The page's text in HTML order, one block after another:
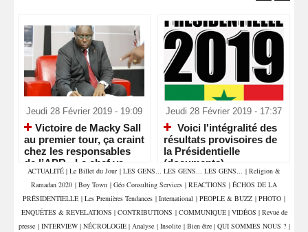
Jeudi 28 Février 2019 - 19:09
​Victoire de Macky Sall
au premier tour, ça craint
chez les responsables
de l’APR - Le chef va
nettoyer les écuries
d’Augias
Jeudi 28 Février 2019 - 17:37
Voici l'intégralité des
résultats provisoires de
la Présidentielle
(documents)
ACTUALITÉ | Le Billet du Jour | LES GENS... LES GENS... LES GENS... | Religion &
Ramadan 2020 | Boy Town | Géo Consulting Services | REACTIONS | ÉCHOS DE LA
PRÉSIDENTIELLE | Les Premières Tendances | International | PEOPLE & BUZZ | PHOTO |
ENQUÊTES & REVELATIONS | CONTRIBUTIONS | COMMUNIQUE | VIDÉOS | Revue de
presse | INTERVIEW | NÉCROLOGIE | Analyse | Insolite | Bien être | QUI SOMMES NOUS ? |